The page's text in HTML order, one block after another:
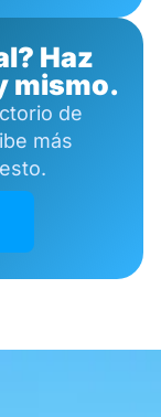
Haz
mismo.
de
más